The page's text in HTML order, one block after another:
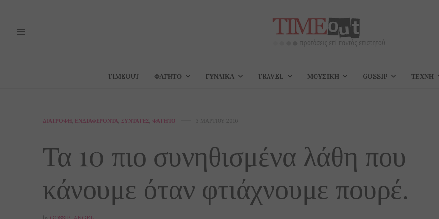
TIMEOUT ΦΑΓΗΤΌ ΓΥΝΑΊΚΑ TRAVEL ΜΟΥΣΙΚΉ GOSSIP ΤΈΧΝΗ
ΔΙΑΤΡΟΦΉ, ΕΝΔΙΑΦΈΡΟΝΤΑ, ΣΥΝΤΑΓΈΣ, ΦΑΓΗΤΌ 3 ΜΑΡΤΊΟΥ 2016
Τα 10 πιο συνηθισμένα λάθη που
κάνουμε όταν φτιάχνουμε πουρέ.
by GOSSIP_ANGEL